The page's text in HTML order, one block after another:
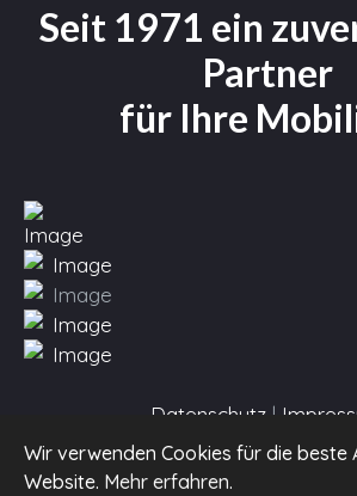
Seit 1971 ein
Partner
für Ihre
Datenschutz |
© Auto Menzi AG | designed & hosted by
Wir verwenden Cookies für die beste
Website. Mehr erfahren.